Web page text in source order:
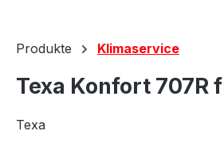
Produkte Klimaservice
Texa Konfort 707R
Texa